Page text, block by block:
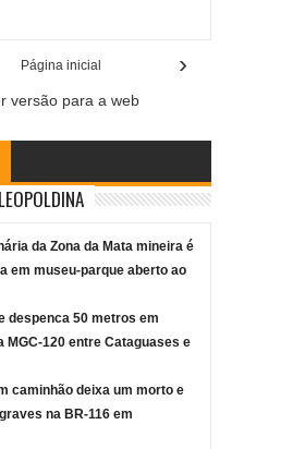
›
Página inicial
versão para a web
da Zona da Mata mineira é
em museu-parque aberto ao
despenca 50 metros em
MGC-120 entre Cataguases e
caminhão deixa um morto e
na BR-116 em